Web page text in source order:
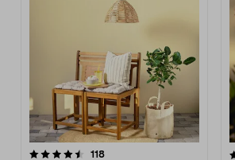
118anmeldelser
4.0av 5 stjerner